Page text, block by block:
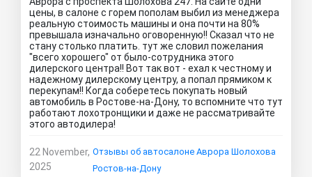
цены, в салоне с горем пополам выбил из менеджера
реальную стоимость машины и она почти на 80%
превышала изначально оговоренную!! Сказал что не
стану столько платить. тут же словил пожелания
"всего хорошего" от было-сотрудника этого
дилерского центра!! Вот так вот - ехал к честному и
надежному дилерскому центру, а попал прямиком к
перекупам!! Когда соберетесь покупать новый
автомобиль в Ростове-на-Дону, то вспомните что тут
работают лохотронщики и даже не рассматривайте
этого автодилера!
22 November,
2025
Отзывы об автосалоне Аврора Шолохова
Ростов-на-Дону